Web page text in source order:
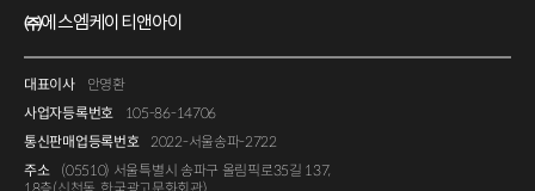
㈜에스엠케이티앤아이
대표이사
안영환
사업자등록번호
105-86-14706
통신판매업등록번호
2022-서울송파-2722
주소
(05510) 서울특별시 송파구 올림픽로35길 137,